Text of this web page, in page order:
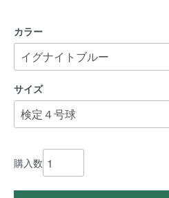
カラー
サイズ
購入数